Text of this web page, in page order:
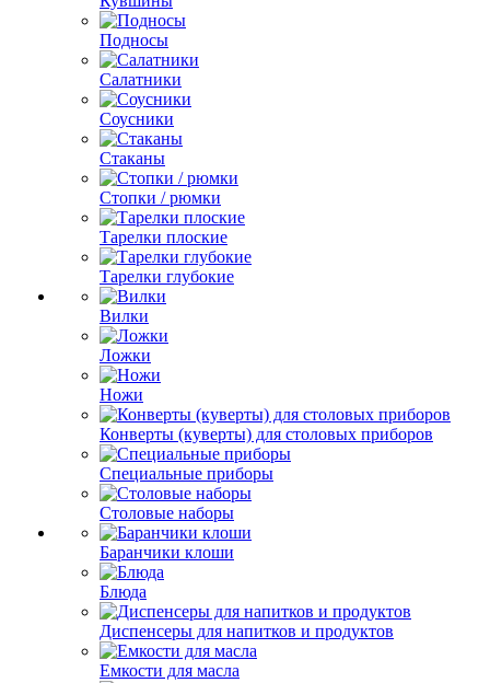
Подносы
Салатники
Соусники
Стаканы
Стопки / рюмки
Тарелки плоские
Тарелки глубокие
Вилки
Ложки
Ножи
Конверты (куверты) для столовых приборов
Специальные приборы
Столовые наборы
Баранчики клоши
Блюда
Диспенсеры для напитков и продуктов
Емкости для масла